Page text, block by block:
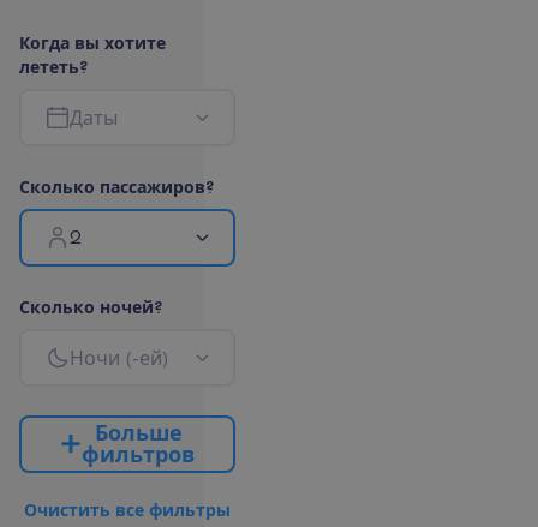
Когда вы хотите
лететь?
Даты
Сколько пассажиров?
2
Сколько ночей?
Ночи (-ей)
Больше
фильтров
Очистить все фильтры